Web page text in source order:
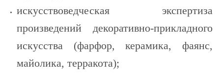
искусствоведческая экспертиза
произведений декоративно-прикладного
искусства (фарфор, керамика, фаянс,
майолика, терракота);